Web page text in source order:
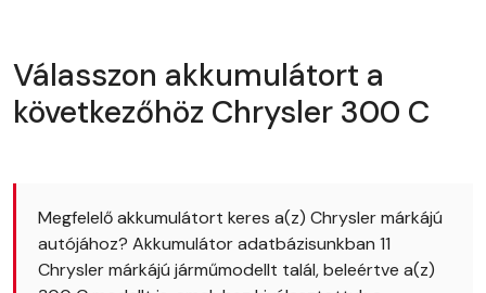
Válasszon akkumulátort a
következőhöz Chrysler 300 C
Megfelelő akkumulátort keres a(z) Chrysler márkájú
autójához? Akkumulátor adatbázisunkban 11
Chrysler márkájú járműmodellt talál, beleértve a(z)